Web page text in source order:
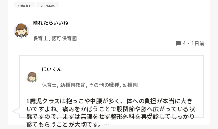
という私も、２週間前、初めて腰痛になりました。
右腰が痛くて、起き上がれない。
ようやく立てたら、しゃがめない。
驚きました。
通院して、コルセット、湿布、痛み止め、電気などで１週間
乗り切ったら
週末には、左が痛みだし、これも痛み止めや湿布で抑えて仕
事をしていたら、
1歳児 正社員
晴れたらいいね
保育士, 認可保育園
4 ・ 1日前
ほいくん
保育士, 幼稚園教諭, その他の職種, 幼稚園
1歳児クラスは抱っこや中腰が多く、体への負担が本当に大き
いですよね。痛みをかばうことで股関節や膝へ広がっている状
態ですので、まずは無理をせず整形外科を再受診してしっかり
診てもらうことが大切です。